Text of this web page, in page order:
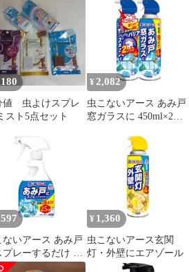
！ハエ 低刺激 無香
池不要 持ち運び
め買い シェア
戸・窓ガラス・玄関ド
アにも 80回分 手軽に虫
よけ 超速乾ドライタイ
プ 侵入防止 害虫駆...
値 虫よけスプレ
スト5点セット
¥ 2,082
虫こないアース あみ戸
窓ガラスに 450ml×2本
ベランダ 侵入防止 害虫
対策 屋外 忌避 カメム
ないアース あみ戸
プレーするだけ 虫
プレー [360mL]
¥ 1,360
虫こないアース玄関
灯・外壁にエアゾール